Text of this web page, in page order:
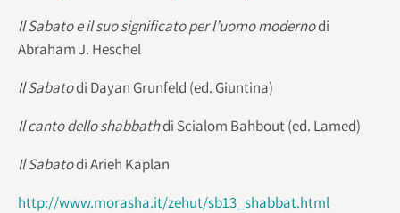
Il Sabato e il suo significato per l’uomo modernodi
Abraham J. Heschel
Il Sabatodi Dayan Grunfeld (ed. Giuntina)
Il canto dello shabbathdi Scialom Bahbout (ed. Lamed)
Il Sabatodi Arieh Kaplan
http://www.morasha.it/zehut/sb13_shabbat.html